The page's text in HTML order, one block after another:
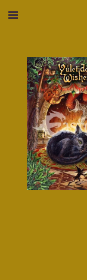
Ga
hoofdinhoud